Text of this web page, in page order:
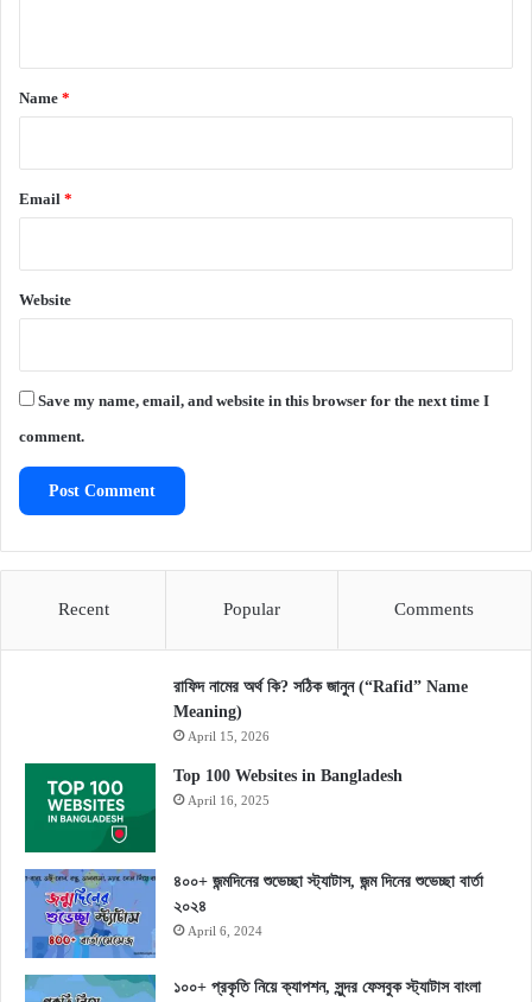
*
Name *
Email *
Website
Save my name, email, and website in this browser for the next time I
comment.
Recent Popular Comments
রাফিদ নামের অর্থ কি? সঠিক জানুন (“Rafid” Name
Meaning)
April 15, 2026
Top 100 Websites in Bangladesh
April 16, 2025
৪০০+ জন্মদিনের শুভেচ্ছা স্ট্যাটাস, জন্ম দিনের শুভেচ্ছা বার্তা
২০২৪
April 6, 2024
১০০+ প্রকৃতি নিয়ে ক্যাপশন, সুন্দর ফেসবুক স্ট্যাটাস বাংলা